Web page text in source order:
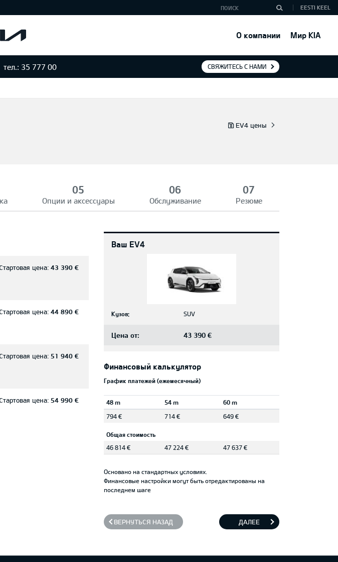
О компании Мир KIA
EESTI KEEL
тел.: 35 777 00 СВЯЖИТЕСЬ С НАМИ
EV4 цены
Опции и аксессуары Обслуживание Резюме
цена: 43 390 €
цена: 44 890 €
цена: 51 940 €
цена: 54 990 €
Ваш EV4
Кузов: SUV
Цена от: 43 390 €
Финансовый калькулятор
График платежей (ежемесячный)
48 m 54 m
60 m
794 €
714 € 649 €
Общая стоимость
46 814 €
47 224 € 47 637 €
Основано на стандартных условиях.
Финансовые настройки могут быть отредактированы на
последнем шаге
ВЕРНУТЬСЯ НАЗАД ДАЛЕЕ